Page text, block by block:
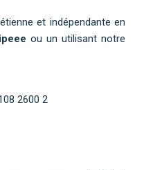
et indépendante en
ou un utilisant notre
2600 2